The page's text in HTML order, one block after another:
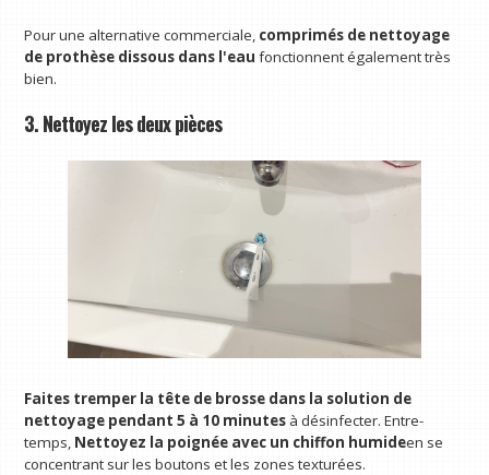
Pour une alternative commerciale, comprimés de nettoyage
de prothèse dissous dans l'eaufonctionnent également très
bien.
3. Nettoyez les deux pièces
Faites tremper la tête de brosse dans la solution de
nettoyage pendant 5 à 10 minutes à désinfecter. Entre-
temps, Nettoyez la poignée avec un chiffon humideen se
concentrant sur les boutons et les zones texturées.